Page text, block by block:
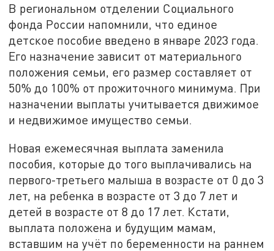
В региональном отделении Социального
фонда России напомнили, что единое
детское пособие введено в январе 2023 года.
Его назначение зависит от материального
положения семьи, его размер составляет от
50% до 100% от прожиточного минимума. При
назначении выплаты учитывается движимое
и недвижимое имущество семьи.
Новая ежемесячная выплата заменила
пособия, которые до того выплачивались на
первого-третьего малыша в возрасте от 0 до 3
лет, на ребенка в возрасте от 3 до 7 лет и
детей в возрасте от 8 до 17 лет. Кстати,
выплата положена и будущим мамам,
вставшим на учёт по беременности на раннем